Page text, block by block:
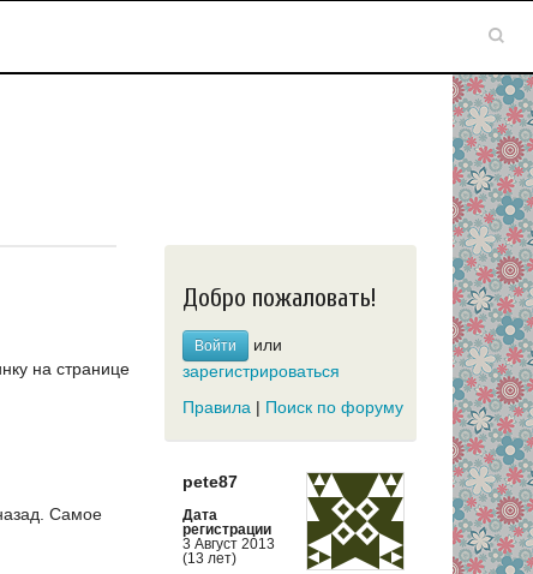
на странице
Самое
Добро пожаловать!
Войти
или
зарегистрироваться
Правила | Поиск по форуму
pete87
Дата
регистрации
3 Август 2013
(13 лет)